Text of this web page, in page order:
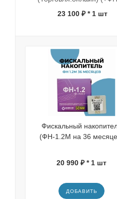
23 100 ₽ * 1 шт
Фискальный
(ФН-1.2М на 36
20 990 ₽ * 1 шт
ДОБАВИТЬ